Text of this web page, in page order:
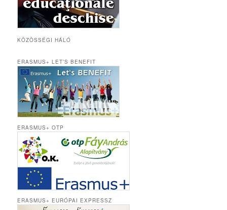
KÖZÖSSÉGI HÁLÓ
ERASMUS+ LET’S BENEFIT
ERASMUS+ OTP
ERASMUS+ EURÓPAI EXPRESSZ